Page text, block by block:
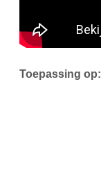
Toepassing op: